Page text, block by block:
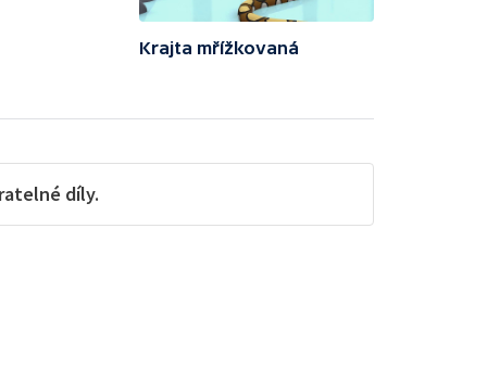
Krajta mřížkovaná
díly.